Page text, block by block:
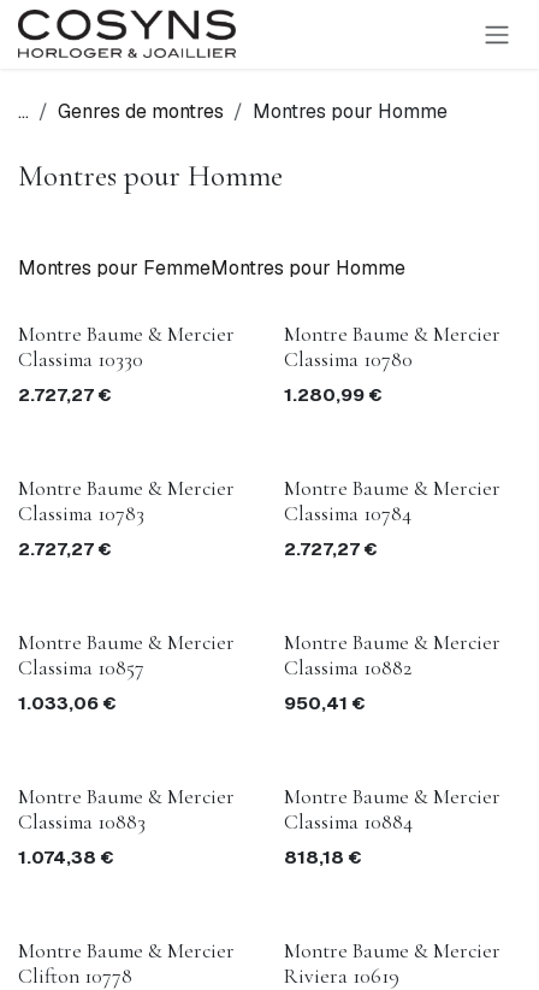
SE RENDRE AU CONTENU
... Genres de montres Montres pour Homme
Montres pour Homme
Montres pour FemmeMontres pour Homme
Montre Baume & Mercier
Classima 10330
2.727,27 €
Montre Baume & Mercier
Classima 10780
1.280,99€
Montre Baume & Mercier
Classima 10783
2.727,27 €
Montre Baume & Mercier
Classima 10784
2.727,27€
Montre Baume & Mercier
Classima 10857
1.033,06 €
Montre Baume & Mercier
Classima 10882
950,41 €
Montre Baume & Mercier
Classima 10883
1.074,38 €
Montre Baume & Mercier
Classima 10884
818,18 €
Montre Baume & Mercier
Clifton 10778
Montre Baume & Mercier
Riviera 10619